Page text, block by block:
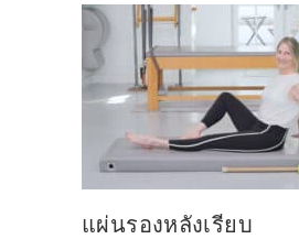
แผ่นรองหลังเรียบ